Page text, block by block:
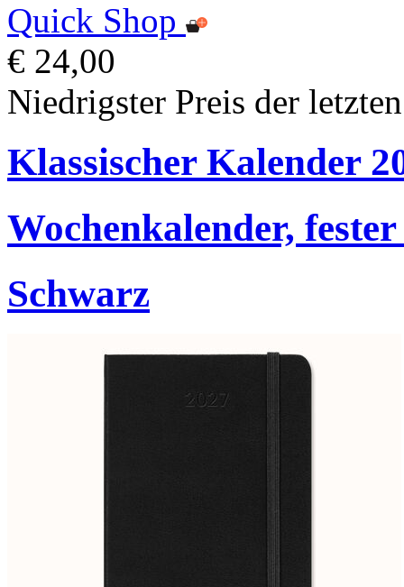
Quick Shop
€ 24,00
Niedrigster Preis der
Klassischer Kalender
Wochenkalender,
Schwarz